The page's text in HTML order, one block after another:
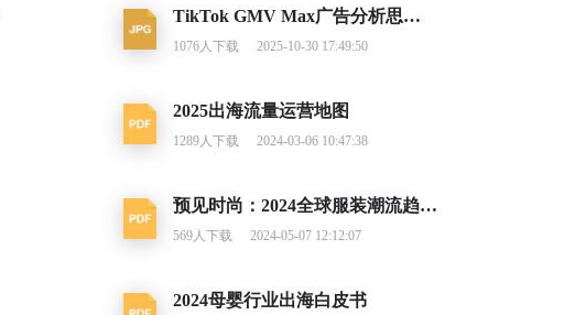
TikTok GMV Max广告分析思路及调整建议
1076人下载 2025-10-30 17:49:50
2025出海流量运营地图
1289人下载 2024-03-06 10:47:38
预见时尚：2024全球服装潮流趋势洞察
569人下载 2024-05-07 12:12:07
2024母婴行业出海白皮书